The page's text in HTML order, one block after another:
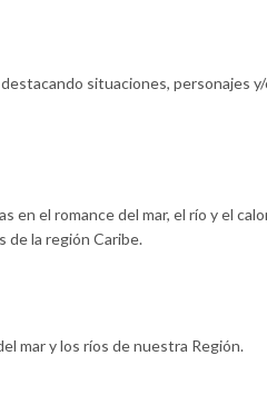
situaciones, personajes
en el romance del mar, el río y el
de la región Caribe.
mar y los ríos de nuestra Región.